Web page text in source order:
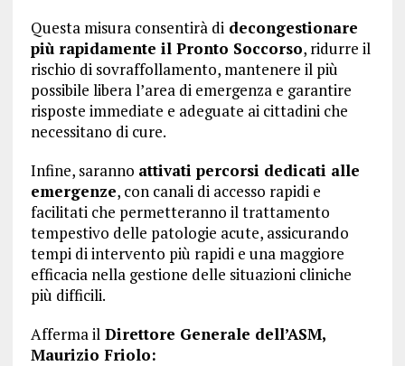
Questa misura consentirà didecongestionare
più rapidamente il Pronto Soccorso, ridurre il
rischio di sovraffollamento, mantenere il più
possibile libera l’area di emergenza e garantire
risposte immediate e adeguate ai cittadini che
necessitano di cure.
Infine, saranno attivati percorsi dedicati alle
emergenze, con canali di accesso rapidi e
facilitati che permetteranno il trattamento
tempestivo delle patologie acute, assicurando
tempi di intervento più rapidi e una maggiore
efficacia nella gestione delle situazioni cliniche
più difficili.
Afferma ilDirettore Generale dell’ASM,
Maurizio Friolo: